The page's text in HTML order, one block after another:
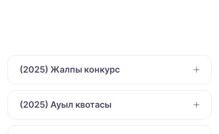
(2025) Жалпы конкурс
(2025) Ауыл квотасы